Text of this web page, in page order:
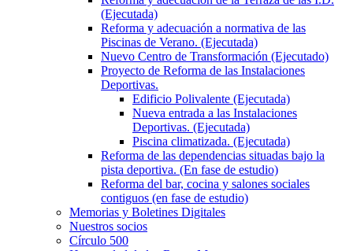
(Ejecutada)
Reforma y adecuación a normativa de las
Piscinas de Verano. (Ejecutada)
Nuevo Centro de Transformación (Ejecutado)
Proyecto de Reforma de las Instalaciones
Deportivas.
Edificio Polivalente (Ejecutada)
Nueva entrada a las Instalaciones
Deportivas. (Ejecutada)
Piscina climatizada. (Ejecutada)
Reforma de las dependencias situadas bajo la
pista deportiva. (En fase de estudio)
Reforma del bar, cocina y salones sociales
contiguos (en fase de estudio)
Memorias y Boletines Digitales
Nuestros socios
Círculo 500